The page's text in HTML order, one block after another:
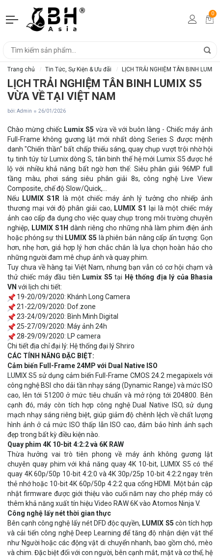
0
Trang chủ Tin Tức, Sự Kiện & Ưu đãi LỊCH TRẢI NGHIỆM TÂN BINH
LỊCH TRẢI NGHIỆM TÂN BINH LUMIX S5
VỪA VỀ TẠI VIỆT NAM
bởi: Admin 26/01/2026
Chào mừng chiếc Lumix S5 vừa về với buôn làng - Chiếc máy ảnh
Full-Frame không gương lật mới nhất dòng Series S được mệnh
danh "Chiến thần" bất chấp thiếu sáng, quay chụp vượt trội nhờ hội
tụ tinh túy từ Lumix dòng S, tân binh thế hệ mới Lumix S5 được hé
lộ với nhiều khả năng bất ngờ hơn thế: Siêu phân giải 96MP full
tầng màu, phơi sáng siêu phân giải 8s, công nghệ Live View
Composite, chế độ Slow/Quick,...
Nếu LUMIX S1R là một chiếc máy ảnh lý tưởng cho nhiếp ảnh
thương mại với độ phân giải cao, LUMIX S1
lại là một chiếc máy
ảnh cao cấp đa dụng cho việc quay chụp trong môi trường chuyên
nghiệp, LUMIX S1H dành riêng cho những nhà làm phim điện ảnh
hoặc phóng sự thì LUMIX S5 là phiên bản nâng cấp ấn tượng: Gọn
hơn, nhẹ hơn, giá hợp lý hơn chắc chắn là lựa chọn hoàn hảo cho
những người đam mê chụp ảnh và quay phim.
Tuy chưa về hàng tại Việt Nam, nhưng bạn vẫn có cơ hội chạm và
thử chiếc máy đầu tiên Lumix S5 tại Hệ thống địa lý của Bhasia
VN với lịch chi tiết:
19-20/09/2020: Khánh Long Camera
21-22/09/2020: Dof.zone
23-24/09/2020: Bình Minh Digital
25-27/09/2020: Máy ảnh 24h
28-29/09/2020: LP camera
Chi tiết địa chỉ đại lý: Hệ thống đại lý Shriro
CÁC TÍNH NĂNG ĐẶC BIỆT:
Cảm biến Full-Frame 24MP với Dual Native ISO
LUMIX S5 sử dụng cảm biến Full-Frame CMOS 24.2 megapixels với
công nghệ BSI cho dải tần nhạy sáng (Dynamic Range) và mức ISO
cao, lên tới 51200 ở mức tiêu chuẩn và mở rộng tới 204800. Bên
cạnh đó, máy còn tích hợp công nghệ Dual Native ISO, sử dụng
mạch nhạy sáng riêng biệt, giúp giảm độ chênh lệch về chất lượng
hình ảnh ở cả mức ISO thấp lẫn ISO cao, đảm bảo hình ảnh sạch
đẹp trong bất kỳ điều kiện nào.
Quay phim 4K 10-bit 4:2:2 và 6K RAW
Thừa hưởng vai trò tiên phong về máy ảnh không gương lật
chuyên quay phim với khả năng quay 4K 10-bit, LUMIX S5 có thể
quay 4K 60p/50p 10-bit 4:2:0 và 4K 30p/25p 10-bit 4:2:2 ngay trên
thẻ nhớ hoặc 10-bit 4K 60p/50p 4:2:2 qua cổng HDMI. Một bản cập
nhật firmware được giới thiệu vào cuối năm nay cho phép máy có
thêm khả năng xuất tín hiệu Video RAW 6K vào Atomos Ninja V.
Công nghệ lấy nét thời gian thực
Bên cạnh công nghệ lấy nét DFD độc quyền, LUMIX S5 còn tích hợp
và cải tiến công nghệ Deep Learning để tăng độ nhận diện vật thể
như Người hoặc các động vật di chuyển nhanh, bao gồm chó, mèo
và chim. Đặc biệt đối với con người, bên cạnh mắt, mặt và cơ thể, hệ